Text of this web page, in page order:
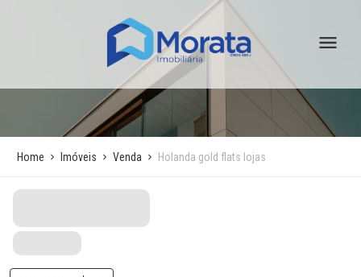
Home Imóveis Venda Holanda gold flats lojas